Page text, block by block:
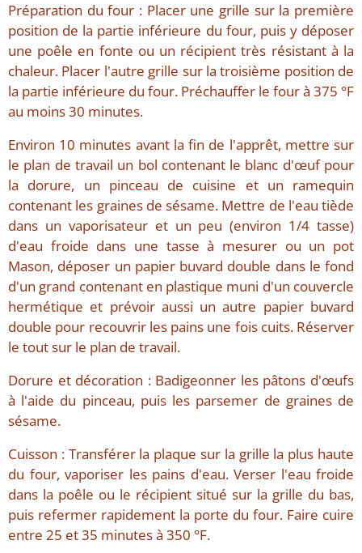
Préparation du four : Placer une grille sur la première
position de la partie inférieure du four, puis y déposer
une poêle en fonte ou un récipient très résistant à la
chaleur. Placer l'autre grille sur la troisième position de
la partie inférieure du four. Préchauffer le four à 375 °F
au moins 30 minutes.
Environ 10 minutes avant la fin de l'apprêt, mettre sur
le plan de travail un bol contenant le blanc d'œuf pour
la dorure, un pinceau de cuisine et un ramequin
contenant les graines de sésame. Mettre de l'eau tiède
dans un vaporisateur et un peu (environ 1/4 tasse)
d'eau froide dans une tasse à mesurer ou un pot
Mason, déposer un papier buvard double dans le fond
d'un grand contenant en plastique muni d'un couvercle
hermétique et prévoir aussi un autre papier buvard
double pour recouvrir les pains une fois cuits. Réserver
le tout sur le plan de travail.
Dorure et décoration : Badigeonner les pâtons d'œufs
à l'aide du pinceau, puis les parsemer de graines de
sésame.
Cuisson : Transférer la plaque sur la grille la plus haute
du four, vaporiser les pains d'eau. Verser l'eau froide
dans la poêle ou le récipient situé sur la grille du bas,
puis refermer rapidement la porte du four. Faire cuire
entre 25 et 35 minutes à 350 °F.